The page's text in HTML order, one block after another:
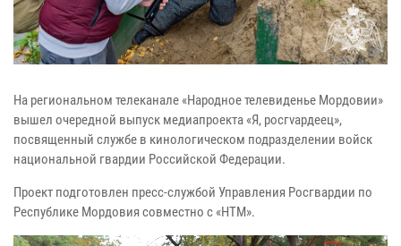
На региональном телеканале «Народное телевиденье Мордовии»
вышел очередной выпуск медиапроекта «Я, росгvардеец»,
посвященный службе в кинологическом подразделении войск
национальной гвардии Российской Федерации.
Проект подготовлен пресс-службой Управления Росгвардии по
Республике Мордовия совместно с «НТМ».